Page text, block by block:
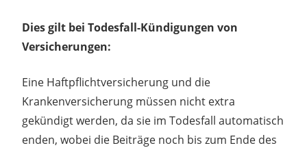
Dies gilt bei Todesfall-Kündigungen von
Versicherungen:
Eine Haftpflichtversicherung und die
Krankenversicherung müssen nicht extra
gekündigt werden, da sie im Todesfall automatisch
enden, wobei die Beiträge noch bis zum Ende des